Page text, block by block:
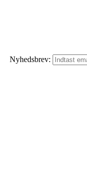
Nyhedsbrev: